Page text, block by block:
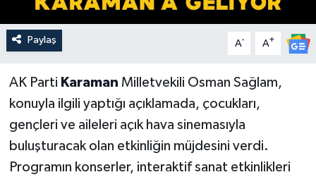
Paylaş A- A+
AK Parti Karaman Milletvekili Osman Sağlam,
konuyla ilgili yaptığı açıklamada, çocukları,
gençleri ve aileleri açık hava sinemasıyla
buluşturacak olan etkinliğin müjdesini verdi.
Programın konserler, interaktif sanat etkinlikleri